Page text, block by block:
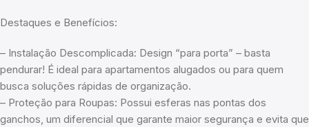
Destaques e Benefícios:
– Instalação Descomplicada: Design “para porta” – basta
pendurar! É ideal para apartamentos alugados ou para quem
busca soluções rápidas de organização.
– Proteção para Roupas: Possui esferas nas pontas dos
ganchos, um diferencial que garante maior segurança e evita que